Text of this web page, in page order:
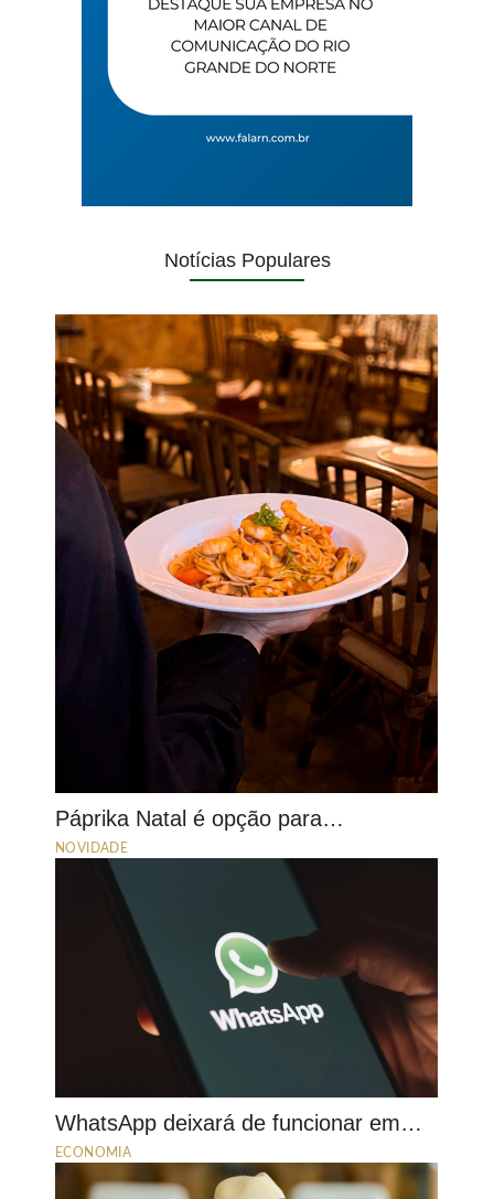
Notícias Populares
Páprika Natal é opção para…
NOVIDADE
WhatsApp deixará de funcionar em…
ECONOMIA